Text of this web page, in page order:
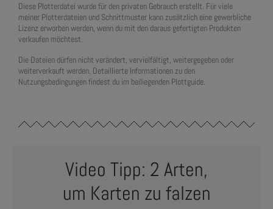
Diese Plotterdatei wurde für den privaten Gebrauch erstellt. Für viele
meiner Plotterdateien und Schnittmuster kann zusätzlich eine gewerbliche
Lizenz erworben werden, wenn du mit den daraus gefertigten Produkten
verkaufen möchtest.
Die Dateien dürfen nicht verändert, vervielfältigt, weitergegeben oder
weiterverkauft werden. Detaillierte Informationen zu den
Nutzungsbedingungen findest du im beiliegenden Plottguide.
Video Tipp: 2 Arten,
um Karten zu falzen